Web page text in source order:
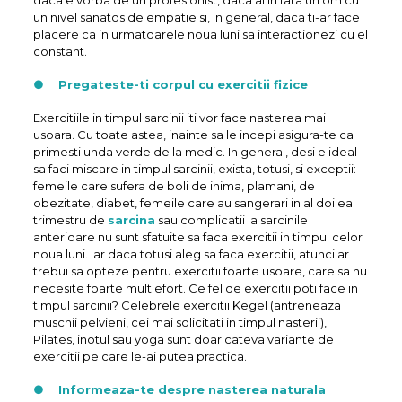
un nivel sanatos de empatie si, in general, daca ti-ar face
placere ca in urmatoarele noua luni sa interactionezi cu el
constant.
● Pregateste-ti corpul cu exercitii fizice
Exercitiile in timpul sarcinii iti vor face nasterea mai
usoara. Cu toate astea, inainte sa le incepi asigura-te ca
primesti unda verde de la medic. In general, desi e ideal
sa faci miscare in timpul sarcinii, exista, totusi, si exceptii:
femeile care sufera de boli de inima, plamani, de
obezitate, diabet, femeile care au sangerari in al doilea
trimestru de sarcina sau complicatii la sarcinile
anterioare nu sunt sfatuite sa faca exercitii in timpul celor
noua luni. Iar daca totusi aleg sa faca exercitii, atunci ar
trebui sa opteze pentru exercitii foarte usoare, care sa nu
necesite foarte mult efort. Ce fel de exercitii poti face in
timpul sarcinii? Celebrele exercitii Kegel (antreneaza
muschii pelvieni, cei mai solicitati in timpul nasterii),
Pilates, inotul sau yoga sunt doar cateva variante de
exercitii pe care le-ai putea practica.
● Informeaza-te despre nasterea naturala